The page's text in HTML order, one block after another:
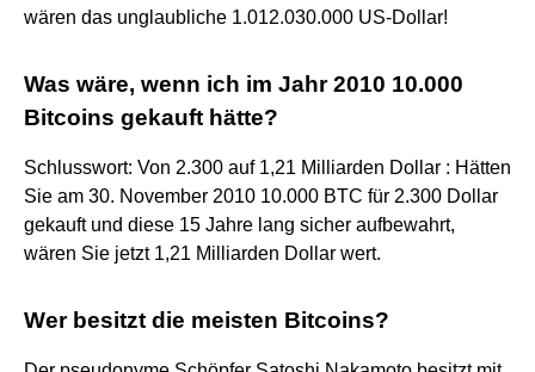
wären das unglaubliche 1.012.030.000 US-Dollar!
Was wäre, wenn ich im Jahr 2010 10.000
Bitcoins gekauft hätte?
Schlusswort: Von 2.300 auf 1,21 Milliarden Dollar : Hätten
Sie am 30. November 2010 10.000 BTC für 2.300 Dollar
gekauft und diese 15 Jahre lang sicher aufbewahrt,
wären Sie jetzt 1,21 Milliarden Dollar wert.
Wer besitzt die meisten Bitcoins?